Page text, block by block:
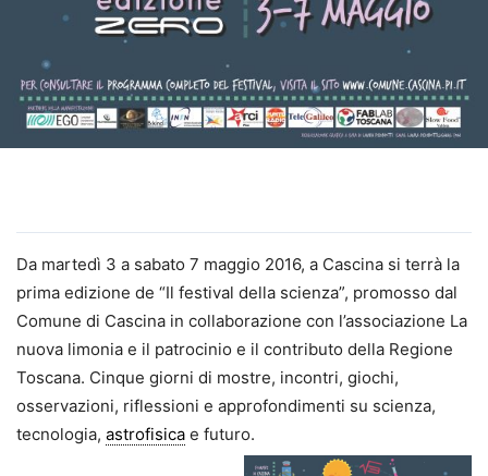
Da martedì 3 a sabato 7 maggio 2016, a Cascina si terrà la
prima edizione de “Il festival della scienza”, promosso dal
Comune di Cascina in collaborazione con l’associazione La
nuova limonia e il patrocinio e il contributo della Regione
Toscana. Cinque giorni di mostre, incontri, giochi,
osservazioni, riflessioni e approfondimenti su scienza,
tecnologia, astrofisica e futuro.